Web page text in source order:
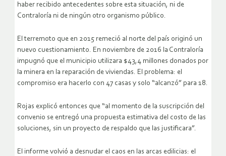
haber recibido antecedentes sobre esta situación, ni de
Contraloría ni de ningún otro organismo público.
El terremoto que en 2015 remeció al norte del país originó un
nuevo cuestionamiento. En noviembre de 2016 la Contraloría
impugnó que el municipio utilizara $43,4 millones donados por
la minera en la reparación de viviendas. El problema: el
compromiso era hacerlo con 47 casas y solo “alcanzó” para 18.
Rojas explicó entonces que “al momento de la suscripción del
convenio se entregó una propuesta estimativa del costo de las
soluciones, sin un proyecto de respaldo que las justificara”.
El informe volvió a desnudar el caos en las arcas edilicias: el